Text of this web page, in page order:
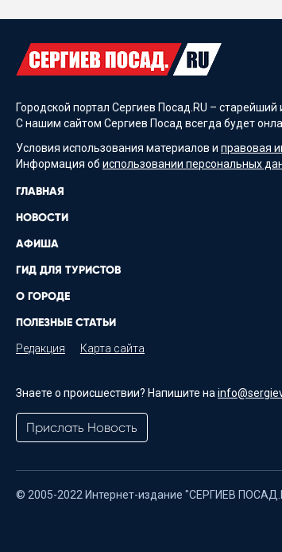
Городской портал Сергиев Посад.RU –
С нашим сайтом Сергиев Посад всегда будет
Условия использования материалов и правовая
Информация об использовании персональных
ГЛАВНАЯ
НОВОСТИ
АФИША
ГИД ДЛЯ ТУРИСТОВ
О ГОРОДЕ
ПОЛЕЗНЫЕ СТАТЬИ
Редакция Карта сайта
Знаете о происшествии? Напишите на
Прислать Новость
© 2005-2022 Интернет-издание "СЕРГИЕВ